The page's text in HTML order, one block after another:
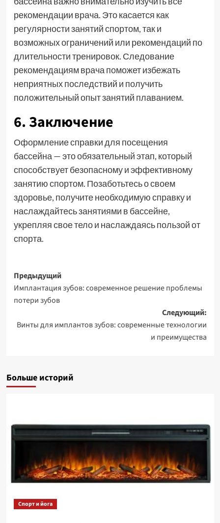
рекомендации врача. Это касается как
регулярности занятий спортом, так и
возможных ограничений или рекомендаций по
длительности тренировок. Следование
рекомендациям врача поможет избежать
неприятных последствий и получить
положительный опыт занятий плаванием.
6. Заключение
Оформление справки для посещения
бассейна — это обязательный этап, который
способствует безопасному и эффективному
занятию спортом. Позаботьтесь о своем
здоровье, получите необходимую справку и
наслаждайтесь занятиями в бассейне,
укрепляя свое тело и наслаждаясь пользой от
спорта.
Навигация
записи
Предыдущий
Имплантация зубов: современное решение проблемы
потери зубов
Следующий:
Винты для имплантов зубов: современные технологии
и преимущества
Больше историй
Спорт и йога